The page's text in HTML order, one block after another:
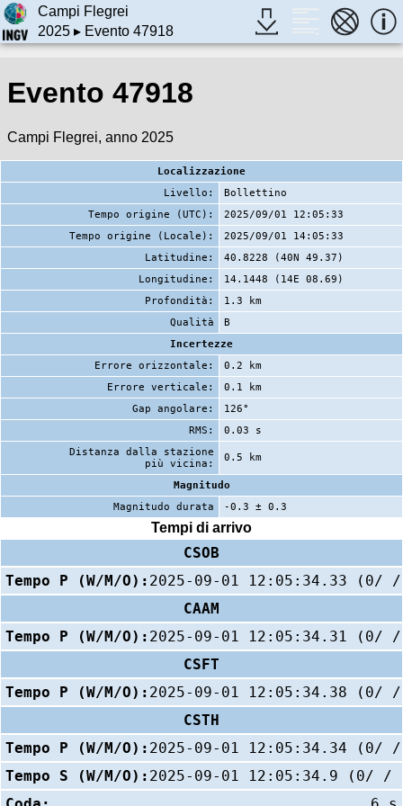
Campi Flegrei
2025▸ Evento 47918
Evento 47918
Campi Flegrei, anno 2025
Localizzazione
Livello:
Bollettino
Tempo origine (UTC):
2025/09/01 12:05:33
Tempo origine (Locale):
2025/09/01 14:05:33
Latitudine:
40.8228 (40N 49.37)
Longitudine:
14.1448 (14E 08.69)
Profondità:
1.3 km
Qualità
B
Incertezze
Errore orizzontale:
0.2 km
Errore verticale:
0.1 km
Gap angolare:
126°
RMS:
0.03 s
Distanza dalla stazione
più vicina:
0.5 km
Magnitudo
Magnitudo durata
-0.3 ± 0.3
Tempi di arrivo
CSOB
Tempo P (W/M/O): 2025-09-01 12:05:34.33 (0/
CAAM
Tempo P (W/M/O): 2025-09-01 12:05:34.31 (0/
CSFT
Tempo P (W/M/O): 2025-09-01 12:05:34.38 (0/
CSTH
Tempo P (W/M/O): 2025-09-01 12:05:34.34 (0/
Tempo S (W/M/O): 2025-09-01 12:05:34.9 (0/ /